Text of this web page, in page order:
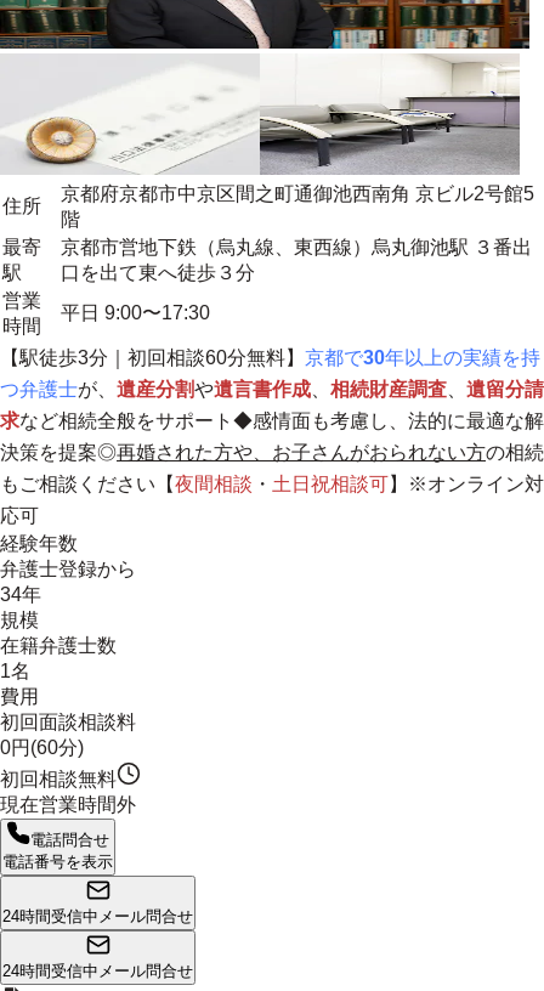
住所
京都府京都市中京区間之町通御池西南角 京ビル2号館5
階
最寄
駅
京都市営地下鉄（烏丸線、東西線）烏丸御池駅 ３番出
口を出て東へ徒歩３分
営業
時間
平日 9:00〜17:30
【駅徒歩3分｜初回相談60分無料】 京都で30年以上の実績を持
つ弁護士が、 遺産分割や遺言書作成 相続財産調査
遺留分請
求など相続全般をサポート◆感情面も考慮し、法的に最適な解
決策を提案◎再婚された方や、お子さんがおられない方の相続
もご相談ください【夜間相談 ・ 土日祝相談可】※オンライン対
応可
経験年数
弁護士登録から
34年
規模
在籍弁護士数
1名
費用
初回面談相談料
0円(60分)
初回相談無料
現在営業時間外
電話問合せ
電話番号を表示
24時間受信中 メール問合せ
24時間受信中 メール問合せ